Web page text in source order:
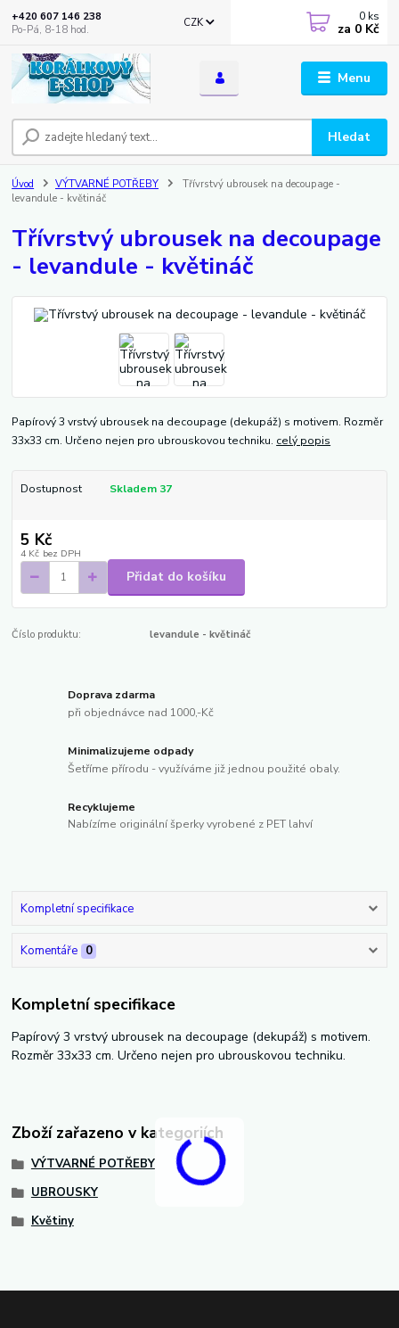
Menu
CZK
Hledat
+420 607 146 238
Po-Pá, 8-18 hod.
0 ks
za 0 Kč
Úvod VÝTVARNÉ POTŘEBY
Třívrstvý ubrousek na decoupage -
levandule - květináč
Třívrstvý ubrousek na decoupage
- levandule - květináč
Papírový 3 vrstvý ubrousek na decoupage (dekupáž) s motivem. Rozměr
33x33 cm. Určeno nejen pro ubrouskovou techniku. celý popis
Dostupnost Skladem 37
5 Kč
4 Kč bez DPH
Přidat do košíku
Číslo produktu: levandule - květináč
Doprava zdarma
při objednávce nad 1000,-Kč
Minimalizujeme odpady
Šetříme přírodu - využíváme již jednou použité obaly.
Recyklujeme
Nabízíme originální šperky vyrobené z PET lahví
Kompletní specifikace
Komentáře 0
Kompletní specifikace
Papírový 3 vrstvý ubrousek na decoupage (dekupáž) s motivem.
Rozměr 33x33 cm. Určeno nejen pro ubrouskovou techniku.
Zboží zařazeno v kategoriích
VÝTVARNÉ POTŘEBY
UBROUSKY
Květiny